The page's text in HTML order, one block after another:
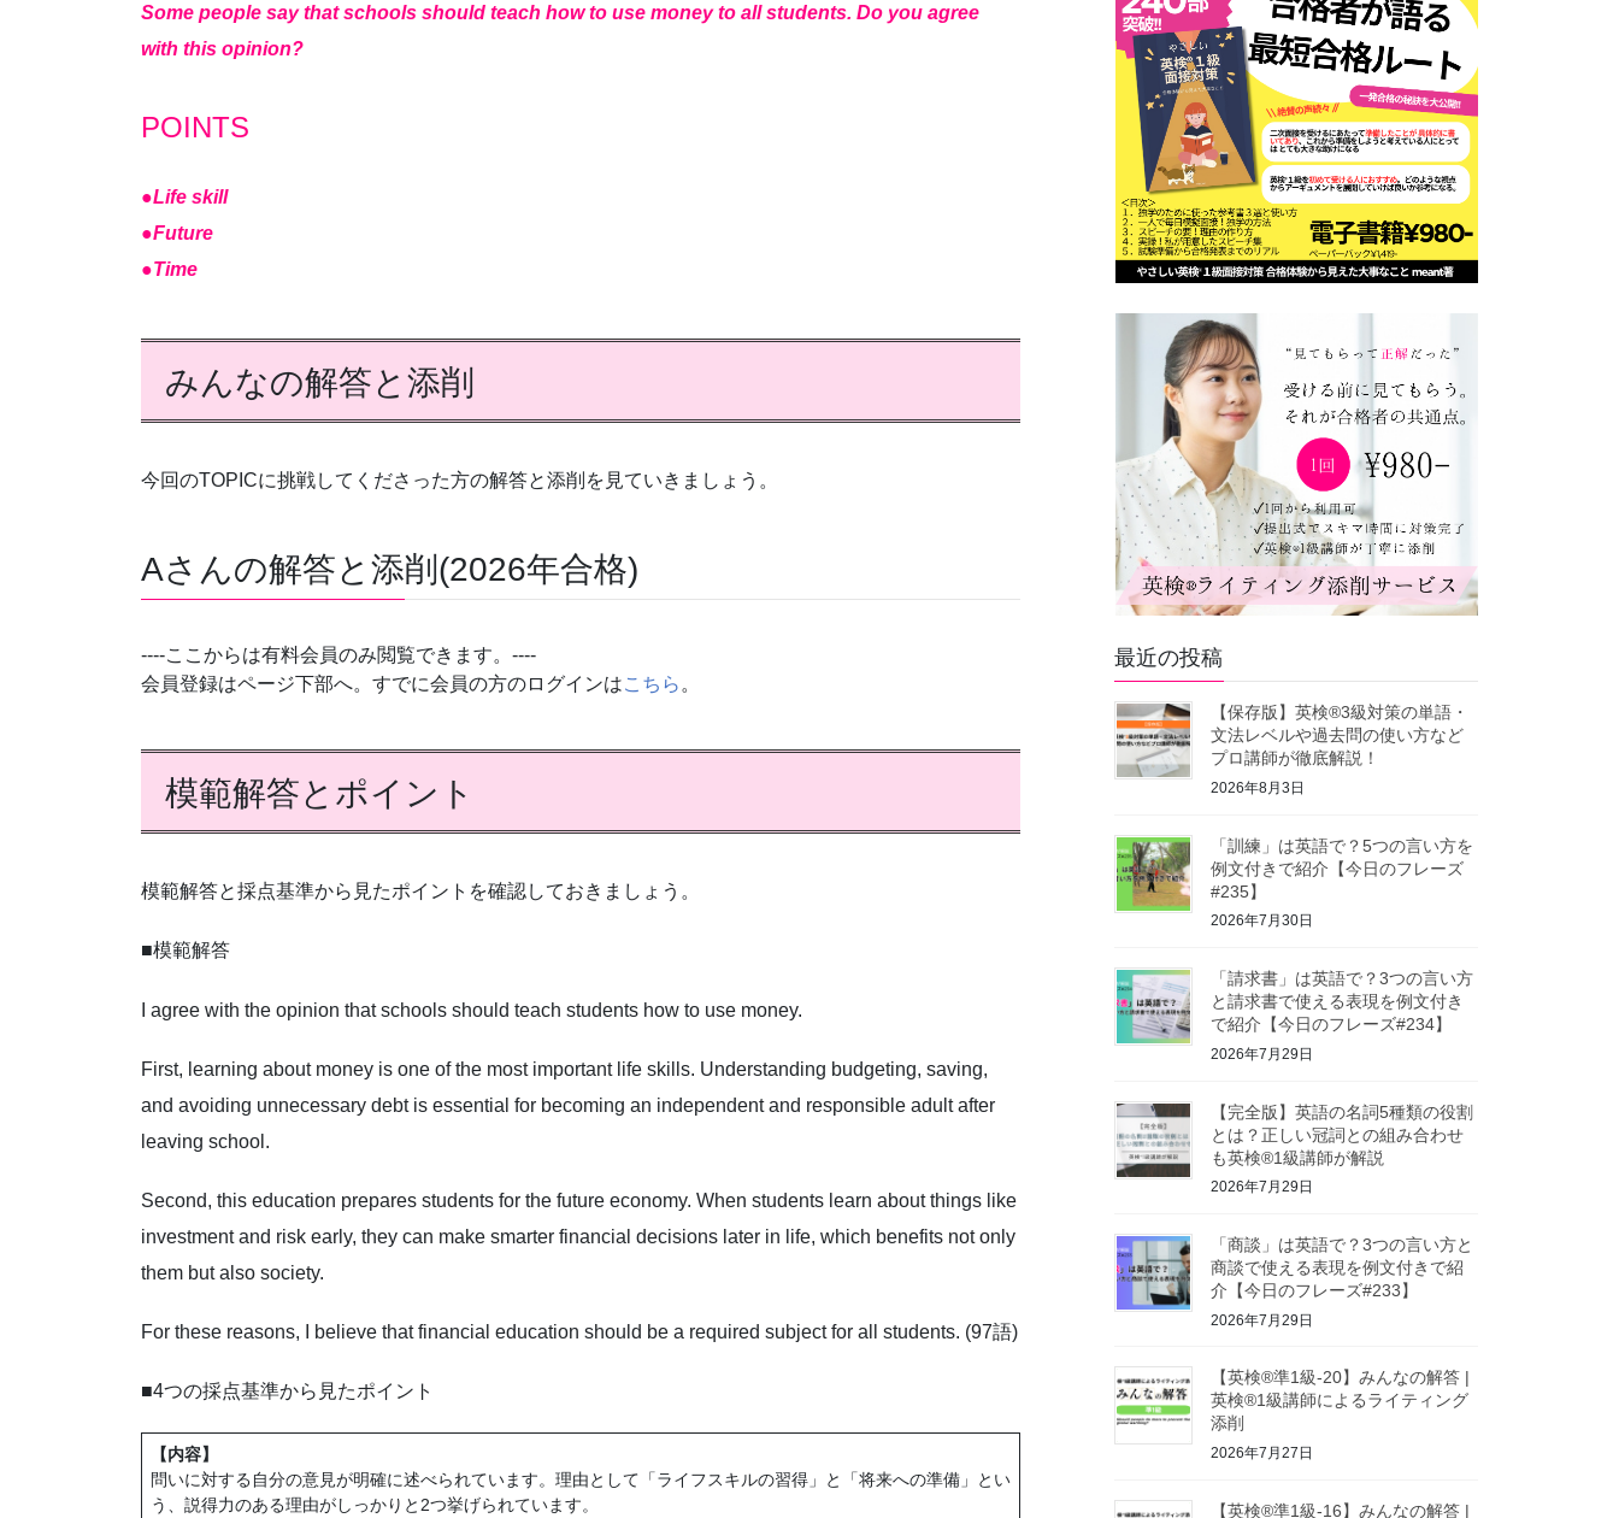
Some people say that schools should teach how to use money to all students. Do you agree
with this opinion?
POINTS
●Life skill
●Future
●Time
みんなの解答と添削
今回のTOPICに挑戦してくださった方の解答と添削を見ていきましょう。
Aさんの解答と添削(2026年合格)
----ここからは有料会員のみ閲覧できます。----
会員登録はページ下部へ。すでに会員の方のログインはこちら 。
模範解答とポイント
模範解答と採点基準から見たポイントを確認しておきましょう。
■模範解答
I agree with the opinion that schools should teach students how to use money.
First, learning about money is one of the most important life skills. Understanding budgeting, saving,
and avoiding unnecessary debt is essential for becoming an independent and responsible adult after
leaving school.
Second, this education prepares students for the future economy. When students learn about things like
investment and risk early, they can make smarter financial decisions later in life, which benefits not only
them but also society.
For these reasons, I believe that financial education should be a required subject for all students. (97語)
■4つの採点基準から見たポイント
【内容】
問いに対する自分の意見が明確に述べられています。理由として「ライフスキルの習得」と「将来への準備」とい
う、説得力のある理由がしっかりと2つ挙げられています。
最近の投稿
【保存版】英検®3級対策の単語・
文法レベルや過去問の使い方など
プロ講師が徹底解説！
2026年8月3日
「訓練」は英語で？5つの言い方を
例文付きで紹介【今日のフレーズ
#235】
2026年7月30日
「請求書」は英語で？3つの言い方
と請求書で使える表現を例文付き
で紹介【今日のフレーズ#234】
2026年7月29日
【完全版】英語の名詞5種類の役割
とは？正しい冠詞との組み合わせ
も英検®1級講師が解説
2026年7月29日
「商談」は英語で？3つの言い方と
商談で使える表現を例文付きで紹
介【今日のフレーズ#233】
2026年7月29日
【英検®準1級-20】みんなの解答 |
英検®1級講師によるライティング
添削
2026年7月27日
【英検®準1級-16】みんなの解答 |